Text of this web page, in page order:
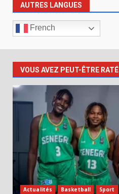
AUTRES LANGUES
French
VOUS AVEZ PEUT-ÊTRE RATÉ
Actualités Basketball Sport